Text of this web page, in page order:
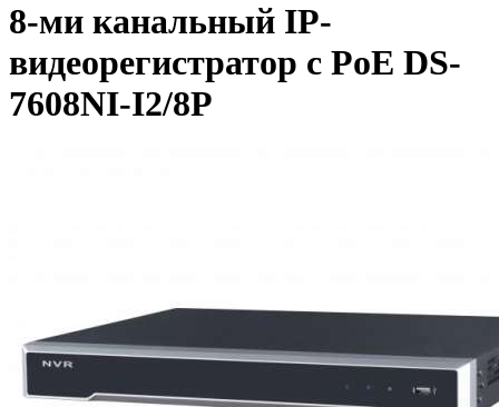
8-ми канальный IP-
видеорегистратор c PoE DS-
7608NI-I2/8P